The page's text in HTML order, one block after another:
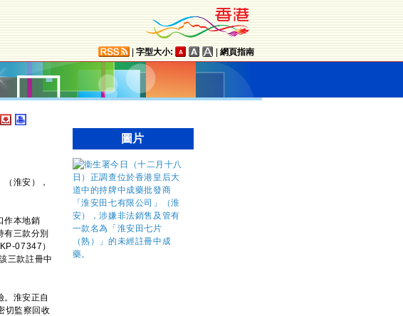
字型大小: 網頁指南
淮安），
作本地銷
三款分別
07347）
三款註冊中
淮安正自
切監察回收
圖片